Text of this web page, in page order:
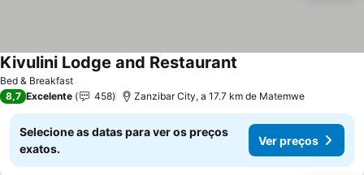
Bed & Breakfast
Kivulini Lodge and Restaurant
8,7 Excelente 458 Zanzibar City, a 17.7 km de Matemwe
Selecione as datas para ver os preços
exatos.
Ver preços